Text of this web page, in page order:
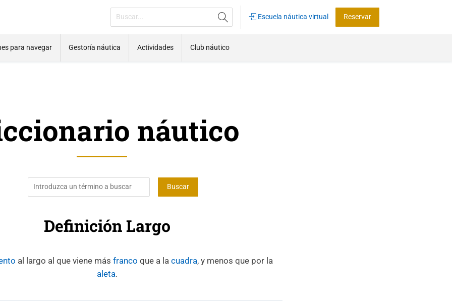
Escuela náutica virtual Reservar
para navegar Gestoría náutica Actividades Club náutico
náutico
Definición Largo
al largo al que viene más franco que a la cuadra, y menos que por la
aleta.